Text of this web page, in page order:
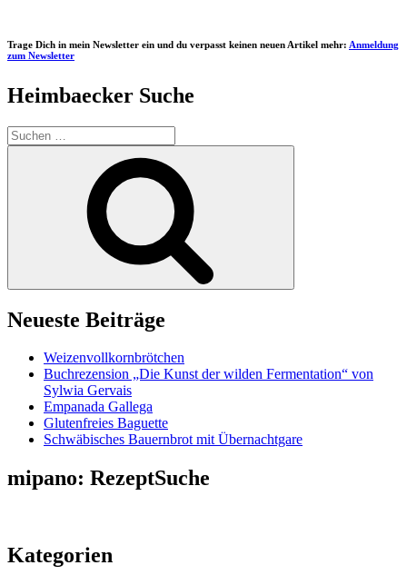
Trage Dich in mein Newsletter ein und du verpasst keinen neuen Artikel mehr: Anmeldung
zum Newsletter
Heimbaecker Suche
Suchen
nach:
Neueste Beiträge
Weizenvollkornbrötchen
Buchrezension „Die Kunst der wilden Fermentation“ von
Sylwia Gervais
Empanada Gallega
Glutenfreies Baguette
Schwäbisches Bauernbrot mit Übernachtgare
mipano: RezeptSuche
Kategorien